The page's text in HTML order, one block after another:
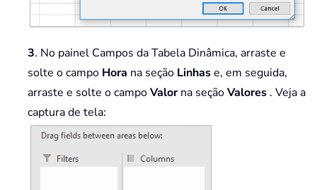
3. No painel Campos da Tabela Dinâmica, arraste e
solte o campo Hora na seção Linhase, em seguida,
arraste e solte o campoValorna seçãoValores . Veja a
captura de tela: